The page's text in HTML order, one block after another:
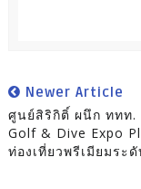
Newer Article
ศูนย์สิริกิติ์ ผนึก ททท.
Golf & Dive Expo
ท่องเที่ยวพรีเมียมระดั